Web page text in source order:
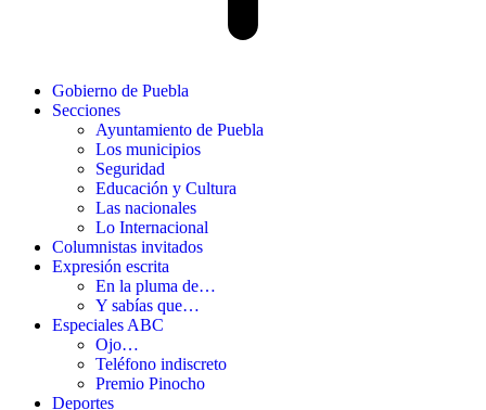
Gobierno de Puebla
Secciones
Ayuntamiento de Puebla
Los municipios
Seguridad
Educación y Cultura
Las nacionales
Lo Internacional
Columnistas invitados
Expresión escrita
En la pluma de…
Y sabías que…
Especiales ABC
Ojo…
Teléfono indiscreto
Premio Pinocho
Deportes